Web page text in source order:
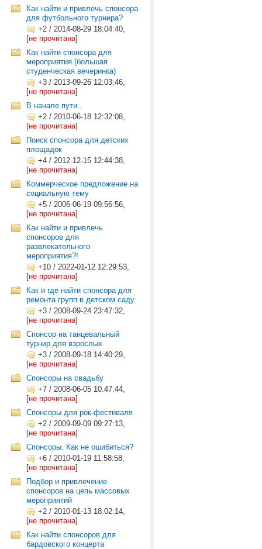
Как найти и привлечь спонсора
для футбольного турнира?
+2 / 2014-08-29 18:04:40,
[не прочитана]
Как найти спонсора для
мероприятия (большая
студенческая вечеринка)
+3 / 2013-09-26 12:03:46,
[не прочитана]
В начале пути..
+2 / 2010-06-18 12:32:08,
[не прочитана]
Поиск спонсора для детских
площадок
+4 / 2012-12-15 12:44:38,
[не прочитана]
Коммерческое предложение на
социальную тему
+5 / 2006-06-19 09:56:56,
[не прочитана]
Как найти и привлечь
спонсоров для
развлекательного
мероприятия?!
+10 / 2022-01-12 12:29:53,
[не прочитана]
Как и где найти спонсора для
ремонта групп в детском саду.
+3 / 2008-09-24 23:47:32,
[не прочитана]
Спонсор на танцевальный
турнир для взрослых
+3 / 2008-09-18 14:40:29,
[не прочитана]
Спонсоры на свадьбу
+7 / 2008-06-05 10:47:44,
[не прочитана]
Спонсоры для рок-фестиваля
+2 / 2009-09-09 09:27:13,
[не прочитана]
Спонсоры. Как не ошибиться?
+6 / 2010-01-19 11:58:58,
[не прочитана]
Подбор и привлечение
спонсоров на цепь массовых
мероприятий
+2 / 2010-01-13 18:02:14,
[не прочитана]
Как найти спонсоров для
бардовского концерта